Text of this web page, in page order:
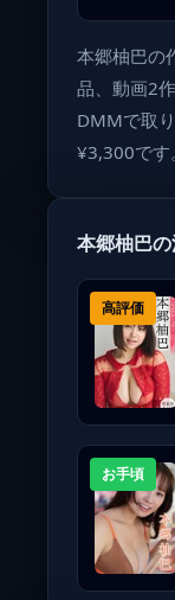
本郷柚巴の
品、動画2
DMMで取
¥3,300です。
本郷柚巴
高評価
お手頃